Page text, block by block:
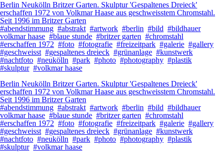
Berlin Neukölln Britzer Garten. Skulptur 'Gespaltenes Dreieck'
erschaffen 1972 von Volkmar Haase aus geschweisstem Chromstahl.
Seit 1996 im Britzer Garten
#abendstimmung #abstrakt #artwork #berlin #bild #bildhauer
volkmar haase #blaue stunde #britzer garten #chromstahl
#erschaffen 1972 #foto #fotografie #freizeitpark #galerie #gallery
#geschweisst #gespaltenes dreieck #grünanlage #kunstwerk
#nachtfoto #neukölln #park #photo #photography #plastik
#skulptur #volkmar haase
Berlin Neukölln Britzer Garten. Skulptur 'Gespaltenes Dreieck'
erschaffen 1972 von Volkmar Haase aus geschweisstem Chromstahl.
Seit 1996 im Britzer Garten
#abendstimmung #abstrakt #artwork #berlin #bild #bildhauer
volkmar haase #blaue stunde #britzer garten #chromstahl
#erschaffen 1972 #foto #fotografie #freizeitpark #galerie #gallery
#geschweisst #gespaltenes dreieck #grünanlage #kunstwerk
#nachtfoto #neukölln #park #photo #photography #plastik
#skulptur #volkmar haase